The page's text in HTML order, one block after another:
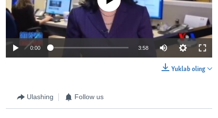
0:00 3:58
Yuklab oling
Ulashing Follow us